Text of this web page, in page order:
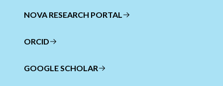
NOVA RESEARCH PORTAL
ORCID
GOOGLE SCHOLAR